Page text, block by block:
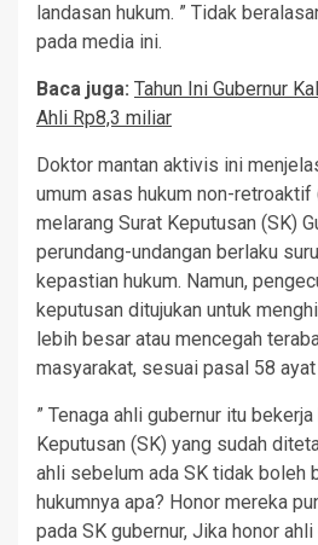
landasan hukum. ” Tidak
pada media ini.
Baca juga: Tahun Ini Gubernur
Ahli Rp8,3 miliar
Doktor mantan aktivis ini
umum asas hukum non-
melarang Surat Keputusan (SK)
perundang-undangan berlaku
kepastian hukum. Namun,
keputusan ditujukan untuk
lebih besar atau mencegah
masyarakat, sesuai pasal 58
” Tenaga ahli gubernur itu
Keputusan (SK) yang sudah
ahli sebelum ada SK tidak boleh
hukumnya apa? Honor mereka
pada SK gubernur, Jika honor